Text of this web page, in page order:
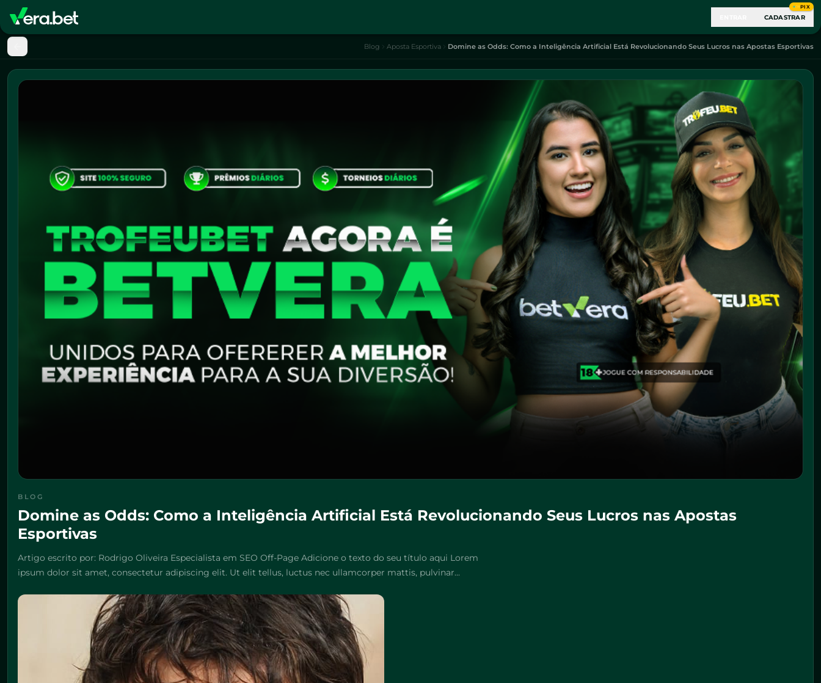
CADASTRAR
PIX
Blog Aposta Esportiva Domine as Odds: Como a Inteligência Artificial Está Revolucionando Seus Lucros nas Apostas Esportivas
BLOG
Domine as Odds: Como a Inteligência Artificial Está Revolucionando Seus Lucros nas Apostas
Esportivas
Artigo escrito por: Rodrigo Oliveira Especialista em SEO Off-Page Adicione o texto do seu título aqui Lorem
ipsum dolor sit amet, consectetur adipiscing elit. Ut elit tellus, luctus nec ullamcorper mattis, pulvinar...